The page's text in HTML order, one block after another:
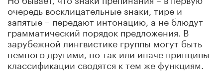
очередь восклицательные знаки, тире и
запятые – передают интонацию, а не блюдут
грамматический порядок предложения. В
зарубежной лингвистике группы могут быть
немного другими, но так или иначе принципы
классификации сводятся к тем же функциям.